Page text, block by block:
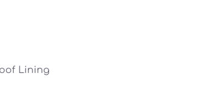
Lining